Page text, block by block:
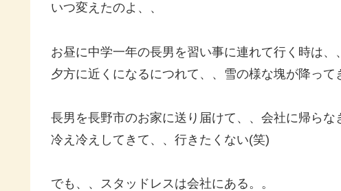
いつ変えたのよ、、
お昼に中学一年の長男を習い事に連れて行く時は、
夕方に近くになるにつれて、、雪の様な塊が降って
長男を長野市のお家に送り届けて、、会社に帰らな
冷え冷えしてきて、、行きたくない(笑)
でも、、スタッドレスは会社にある。。